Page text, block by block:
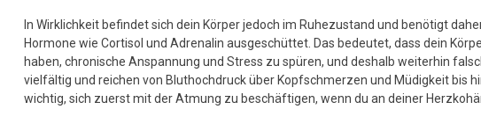
In Wirklichkeit befindet sich dein Körper jedoch im Ruhezustand und benötigt
Hormone wie Cortisol und Adrenalin ausgeschüttet. Das bedeutet, dass dein
haben, chronische Anspannung und Stress zu spüren, und deshalb weiterhin
vielfältig und reichen von Bluthochdruck über Kopfschmerzen und Müdigkeit bis
wichtig, sich zuerst mit der Atmung zu beschäftigen, wenn du an deiner